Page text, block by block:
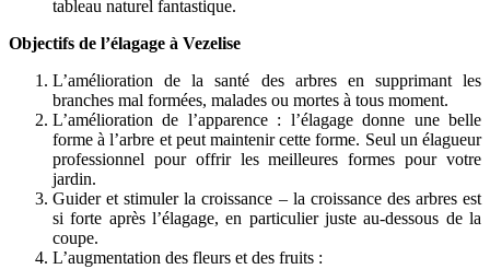
tableau naturel fantastique.
Objectifs de l’élagage à Vezelise
L’amélioration de la santé des arbres en supprimant les
branches mal formées, malades ou mortes à tous moment.
L’amélioration de l’apparence : l’élagage donne une belle
forme à l’arbre et peut maintenir cette forme. Seul un élagueur
professionnel pour offrir les meilleures formes pour votre
jardin.
Guider et stimuler la croissance – la croissance des arbres est
si forte après l’élagage, en particulier juste au-dessous de la
coupe.
L’augmentation des fleurs et des fruits :